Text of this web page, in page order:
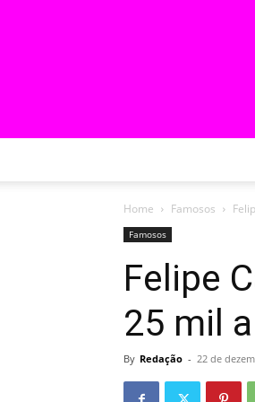
Home Famosos
Famosos
Felipe
25 mil
By Redação - 22 de